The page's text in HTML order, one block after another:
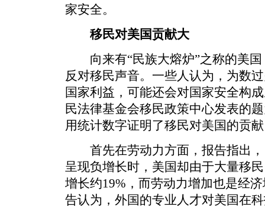
家安全。
移民对美国贡献大
向来有“民族大熔炉”之称的美国
反对移民声音。一些人认为，为数
国家利益，可能还会对国家安全构
民法律基金会移民政策中心发表的
用统计数字证明了移民对美国的贡
首先在劳动力方面，报告指出，
呈现负增长时，美国却由于大量移
增长约19%，而劳动力增加也是经
告认为，外国的专业人才对美国在